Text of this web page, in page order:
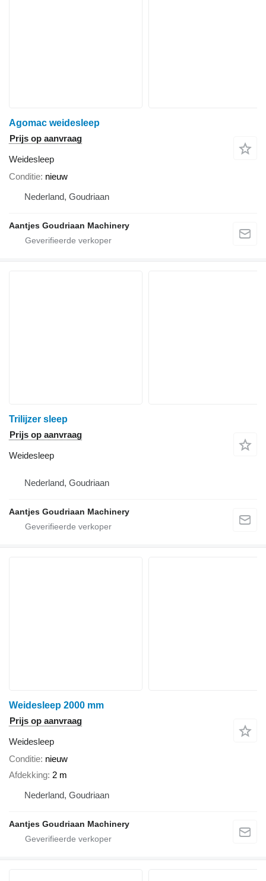
Agomac weidesleep
Prijs op aanvraag
Weidesleep
Conditie nieuw
Nederland, Goudriaan
Aantjes Goudriaan Machinery
Trilijzer sleep
Prijs op aanvraag
Weidesleep
Nederland, Goudriaan
Aantjes Goudriaan Machinery
Weidesleep 2000 mm
Prijs op aanvraag
Weidesleep
Conditie nieuw
Afdekking 2 m
Nederland, Goudriaan
Aantjes Goudriaan Machinery